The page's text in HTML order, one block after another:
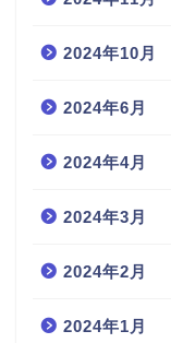
2024年10月
2024年6月
2024年4月
2024年3月
2024年2月
2024年1月